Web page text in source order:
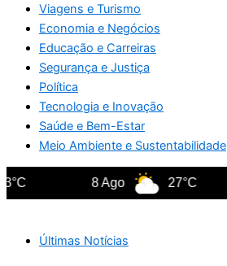
Viagens e Turismo
Economia e Negócios
Educação e Carreiras
Segurança e Justiça
Política
Tecnologia e Inovação
Saúde e Bem-Estar
Meio Ambiente e Sustentabilidade
8 Ago 27°C
Últimas Notícias